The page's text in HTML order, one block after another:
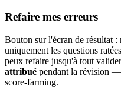
Refaire mes erreurs
Bouton sur l'écran de résultat :
uniquement les questions
peux refaire jusqu'à tout
attribué pendant la révision —
score-farming.